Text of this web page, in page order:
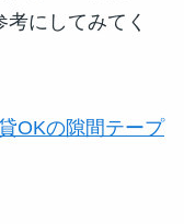
にしてみてく
OKの隙間テープ